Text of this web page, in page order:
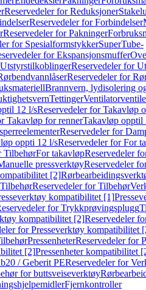
Reservedeler for Reduksjoner
Reservedeler for Forbindelser
Reservedeler for Pakninger
for SpesialformstykkerSuperTube-
for Ekspansjonsmuffer
UtstyrstilkoblingerReservedeler for
Reservedeler for
Brannvern, lydisolering
Tettinger
12 l/sReservedeler for Takavløp
Takavløp for rennerTakavløp opptil
Reservedeler for
oppti 12 l/sReservedeler for For
TilbehørFor takavløpReservedeler
pressverktøyReservedeler
[2]
TilbehørReservedeler for Tilbehør
kompatibilitet [1]
for Trykkprøvingsplugg
kompatibilitet [2]Reservedeler
for Presseverktøy kompatibilitet
PressenheterReservedeler for
[2]Pressenheter kompatibilitet
/ Geberit PEReservedeler for
for buttsveiseverktøy
Fjernkontroller